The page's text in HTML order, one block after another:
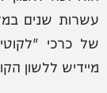
עשרות שנים
של כרכי
מיידיש ללשון